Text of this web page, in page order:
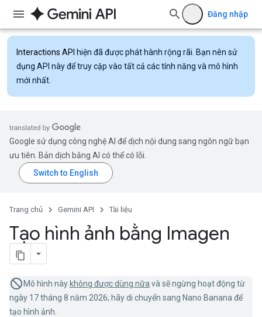
Đăng nhập
Interactions API hiện đã được phát hành rộng rãi. Bạn nên sử
dụng API này để truy cập vào tất cả các tính năng và mô hình
mới nhất.
Google sử dụng công nghệ AI để dịch nội dung sang ngôn ngữ bạn
ưu tiên. Bản dịch bằng AI có thể có lỗi.
Trang chủ Gemini API Tài liệu
Tạo hình ảnh bằng Imagen
Mô hình này không được dùng nữa và sẽ ngừng hoạt động từ
ngày 17 tháng 8 năm 2026; hãy di chuyển sang Nano Banana để
tạo hình ảnh.